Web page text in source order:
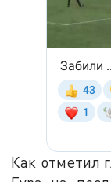
Как отметил